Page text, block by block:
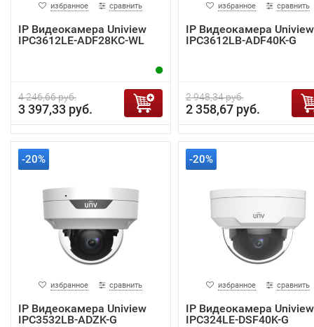
избранное сравнить
IP Видеокамера Uniview
IPC3612LE-ADF28KC-WL
4 246,66 руб.
3 397,33 руб.
избранное сравнить
IP Видеокамера Uniview
IPC3612LB-ADF40K-G
2 948,34 руб.
2 358,67 руб.
-20%
избранное сравнить
IP Видеокамера Uniview
IPC3532LB-ADZK-G
-20%
избранное сравнить
IP Видеокамера Uniview
IPC324LE-DSF40K-G